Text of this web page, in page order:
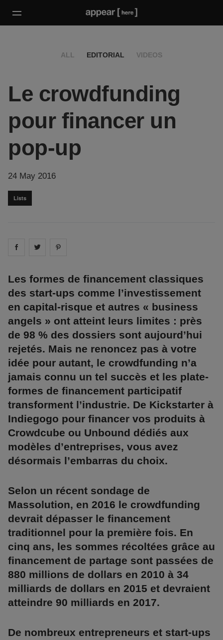
ALL EDITORIAL VIDEOS
Le crowdfunding
pour financer un
pop-up
24 May 2016
Lists
Share on facebook
Share on
Les formes de financement classiques
des start-ups comme l’investissement
en capital-risque et autres « business
angels » ont atteint leurs limites : près
de 98 % des dossiers sont aujourd’hui
rejetés. Mais ne renoncez pas à votre
idée pour autant, le crowdfunding n’a
jamais connu un tel succès et les plate-
formes de financement participatif
transforment l’industrie. De Kickstarter à
Indiegogo pour financer vos produits à
Crowdcube ou Unbound dédiés aux
modèles d’entreprises, vous avez
désormais l’embarras du choix.
Selon un récent sondage de
Massolution, en 2016 le crowdfunding
devrait dépasser le financement
traditionnel pour la première fois. En
cinq ans, les sommes récoltées grâce au
financement de partage sont passées de
880 millions de dollars en 2010 à 34
milliards de dollars en 2015 et devraient
atteindre 90 milliards en 2017.
De nombreux entrepreneurs et start-ups